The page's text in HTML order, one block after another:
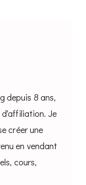
depuis 8 ans,
d'affiliation. Je
créer une
en vendant
cours,